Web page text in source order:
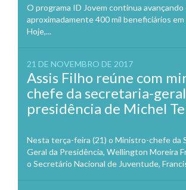
O programa ID Jovem continua avançando
aproximadamente 400 mil beneficiários
Hoje,...
21 DE NOVEMBRO DE 2017
Assis Filho reúne com
chefe da secretaria-
presidência de Michel
Nesta terça-feira (21) o Ministro-chefe da
Geral da Presidência, Wellington Moreira
o Secretário Nacional de Juventude,